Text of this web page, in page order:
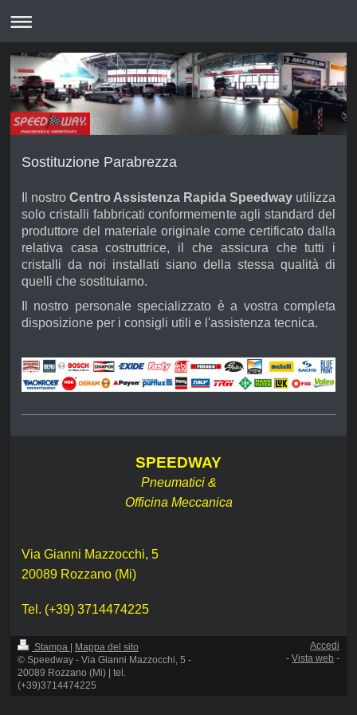
Sostituzione Parabrezza
Il nostro Centro Assistenza Rapida Speedway utilizza
solo cristalli fabbricati conformemente agli standard del
produttore del materiale originale come certificato dalla
relativa casa costruttrice, il che assicura che tutti i
cristalli da noi installati siano della stessa qualità di
quelli che sostituiamo.
Il nostro personale specializzato è a vostra completa
disposizione per i consigli utili e l'assistenza tecnica.
SPEEDWAY
Pneumatici &
Officina Meccanica
Via Gianni Mazzocchi, 5
20089 Rozzano (Mi)
Tel. (+39) 3714474225
Stampa
Mappa del sito
© Speedway - Via Gianni Mazzocchi, 5 -
20089 Rozzano (Mi) | tel.
(+39)3714474225
Accedi
-Vista web -